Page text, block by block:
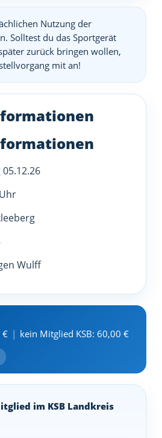
€ | kein Mitglied KSB: 60,00 €
Nutzung der
Solltest du das Sportgerät
zurück bringen wollen,
mit an!
im KSB Landkreis
Wulff